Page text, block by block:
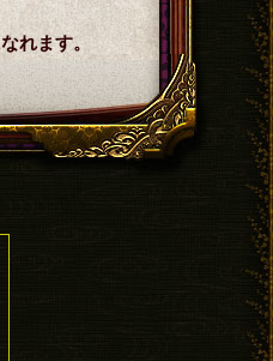
れます。